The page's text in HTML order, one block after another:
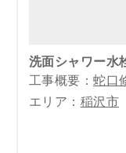
洗面シャワー水
工事概要：蛇口
エリア： 稲沢市